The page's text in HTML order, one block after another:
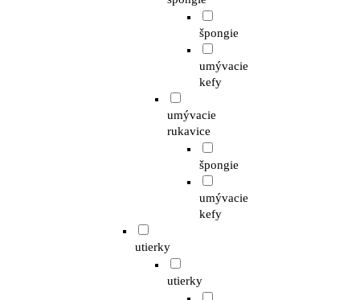
špongie
umývacie
kefy
umývacie
rukavice
špongie
umývacie
kefy
utierky
utierky